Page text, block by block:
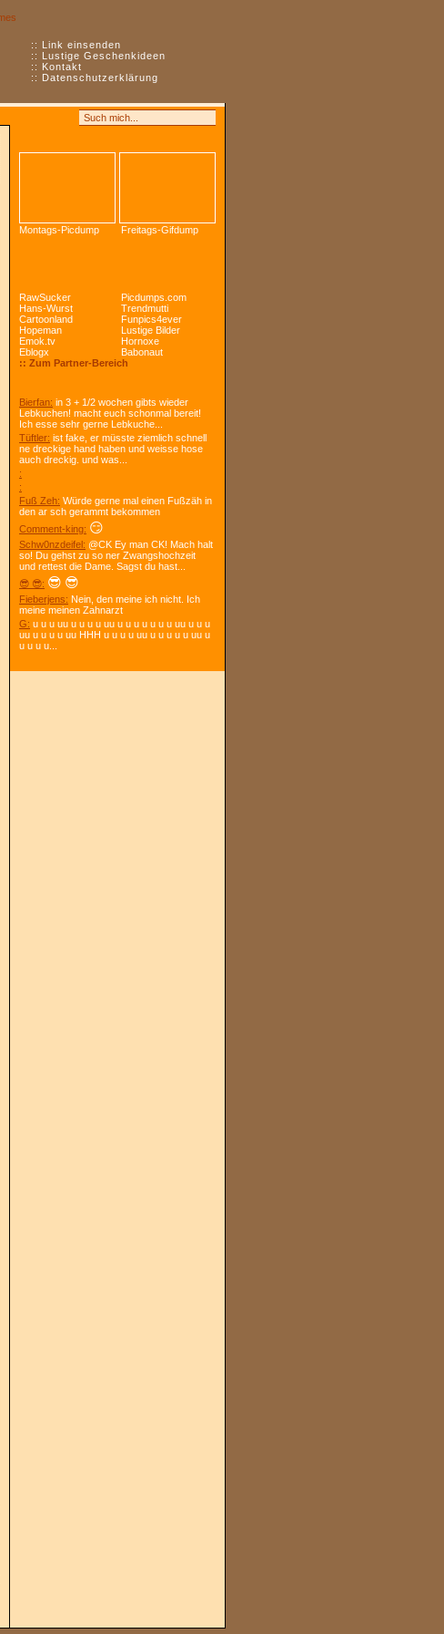
:: Link einsenden
:: Lustige Geschenkideen
:: Kontakt
:: Datenschutzerklärung
Montags-Picdump Freitags-Gifdump
RawSucker
Picdumps.com
Hans-Wurst
Trendmutti
Cartoonland
Funpics4ever
Hopeman
Lustige Bilder
Emok.tv
Hornoxe
Eblogx
Babonaut
:: Zum Partner-Bereich
Bierfan: in 3 + 1/2 wochen gibts wieder
Lebkuchen! macht euch schonmal bereit!
Ich esse sehr gerne Lebkuche...
Tüftler: ist fake, er müsste ziemlich schnell
ne dreckige hand haben und weisse hose
auch dreckig. und was...
:
:
Fuß Zeh: Würde gerne mal einen Fußzäh in
den ar sch gerammt bekommen
Comment-king: 😏
Schw0nzdeifel: @CK Ey man CK! Mach halt
so! Du gehst zu so ner Zwangshochzeit
und rettest die Dame. Sagst du hast...
😎 😎: 😎 😎
Fieberjens: Nein, den meine ich nicht. Ich
meine meinen Zahnarzt
G: u u u uu u u u u uu u u u u u u u uu u u u
uu u u u u uu HHH u u u u uu u u u u u uu u
u u u u...